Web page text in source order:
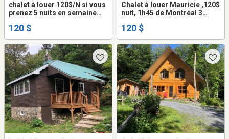
chalet à louer 120$/N si vous
prenez 5 nuits en semaine
Location de vacances
120 $
Chalet à louer Mauricie ,120$
nuit, 1h45 de Montréal 3
l'eau
120 $